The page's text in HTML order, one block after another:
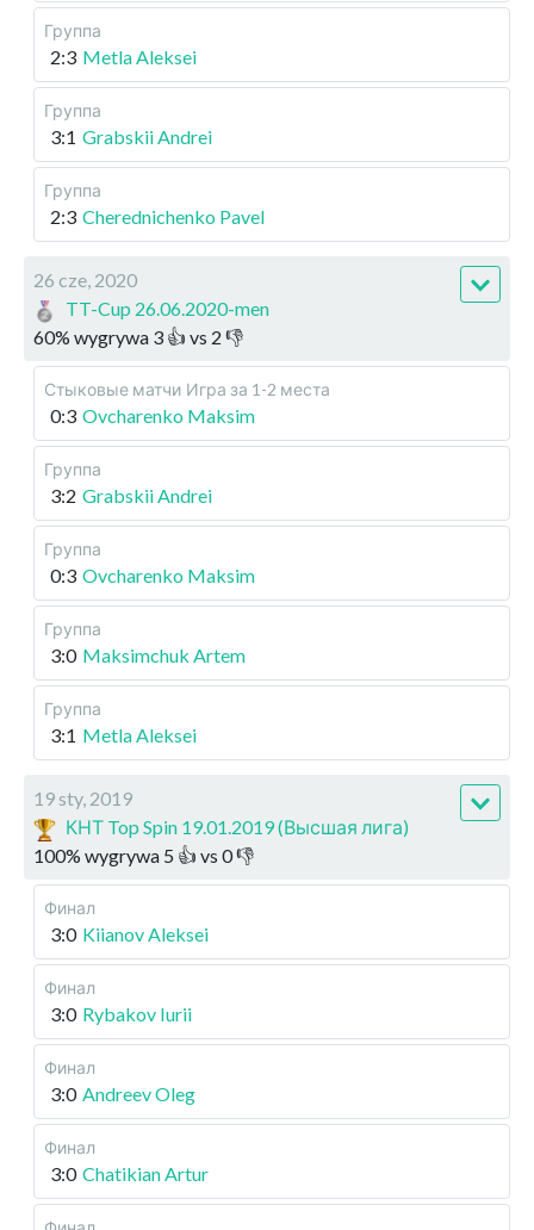
Группа
2:3 Metla Aleksei
Группа
3:1 Grabskii Andrei
Группа
2:3 Cherednichenko Pavel
26 cze, 2020
TT-Cup 26.06.2020-men
60% wygrywa 3 👍 vs 2 👎
Стыковые матчи Игра за 1-2 места
0:3 Ovcharenko Maksim
Группа
3:2 Grabskii Andrei
Группа
0:3 Ovcharenko Maksim
Группа
3:0 Maksimchuk Artem
Группа
3:1 Metla Aleksei
19 sty, 2019
КНТ Top Spin 19.01.2019 (Высшая лига)
100% wygrywa 5 👍 vs 0👎
Финал
3:0 Kiianov Aleksei
Финал
3:0 Rybakov Iurii
Финал
3:0 Andreev Oleg
Финал
3:0 Chatikian Artur